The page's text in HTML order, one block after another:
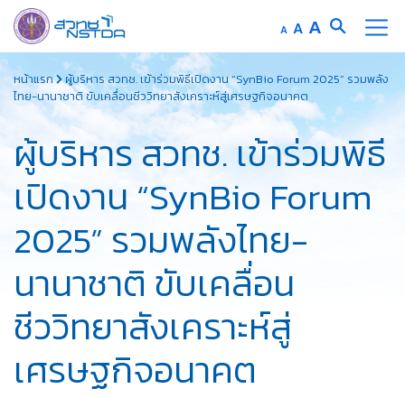
to
content
A Decrease
font
size.
AReset
font
size.
A Increase
font
size.
หน้าแรก
ผู้บริหาร สวทช. เข้าร่วมพิธีเปิดงาน “SynBio Forum 2025” รวมพลัง
ไทย-นานาชาติ ขับเคลื่อนชีววิทยาสังเคราะห์สู่เศรษฐกิจอนาคต
ผู้บริหาร สวทช. เข้าร่วมพิธี
เปิดงาน “SynBio Forum
2025” รวมพลังไทย-
นานาชาติ ขับเคลื่อน
ชีววิทยาสังเคราะห์สู่
เศรษฐกิจอนาคต